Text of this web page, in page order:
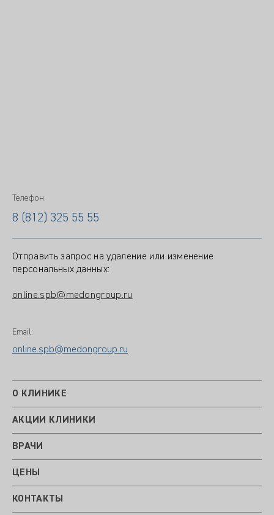
Телефон:
8 (812) 325 55 55
Отправить запрос на удаление или изменение
персональных данных:
online.spb@medongroup.ru
Email:
online.spb@medongroup.ru
О КЛИНИКЕ
АКЦИИ КЛИНИКИ
ВРАЧИ
ЦЕНЫ
КОНТАКТЫ